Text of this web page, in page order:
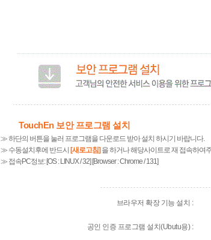
TouchEn 보안 프로그램 설치
≫ 하단의 버튼을 눌러 프로그램을 다운로드 받아 설치 하시기 바랍니다.
≫ 수동설치후에 반드시 [새로고침] 을 하거나 해당사이트로 재 접속하여
≫ 접속PC정보: [OS : LINUX / 32] [Browser : Chrome / 131]
브라우저 확장 기능 설치 :
공인 인증 프로그램 설치(Ubutu용) :